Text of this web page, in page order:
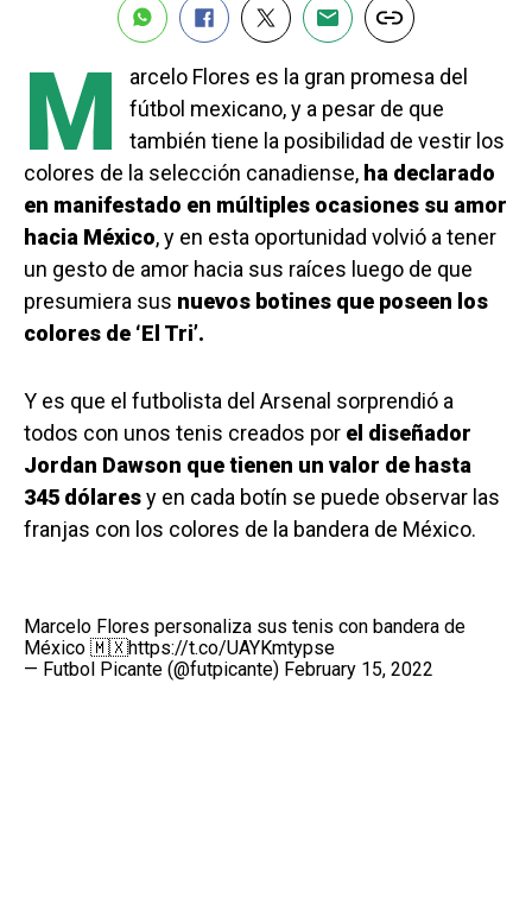
M
arcelo Flores es la gran promesa del
fútbol mexicano, y a pesar de que
también tiene la posibilidad de vestir los
colores de la selección canadiense, ha declarado
en manifestado en múltiples ocasiones su amor
hacia México, y en esta oportunidad volvió a tener
un gesto de amor hacia sus raíces luego de que
presumiera sus nuevos botines que poseen los
colores de ‘El Tri’.
Y es que el futbolista del Arsenal sorprendió a
todos con unos tenis creados por el diseñador
Jordan Dawson que tienen un valor de hasta
345 dólaresy en cada botín se puede observar las
franjas con los colores de la bandera de México.
Marcelo Flores personaliza sus tenis con bandera de
México 🇲🇽https://t.co/UAYKmtypse
— Futbol Picante (@futpicante) February 15, 2022